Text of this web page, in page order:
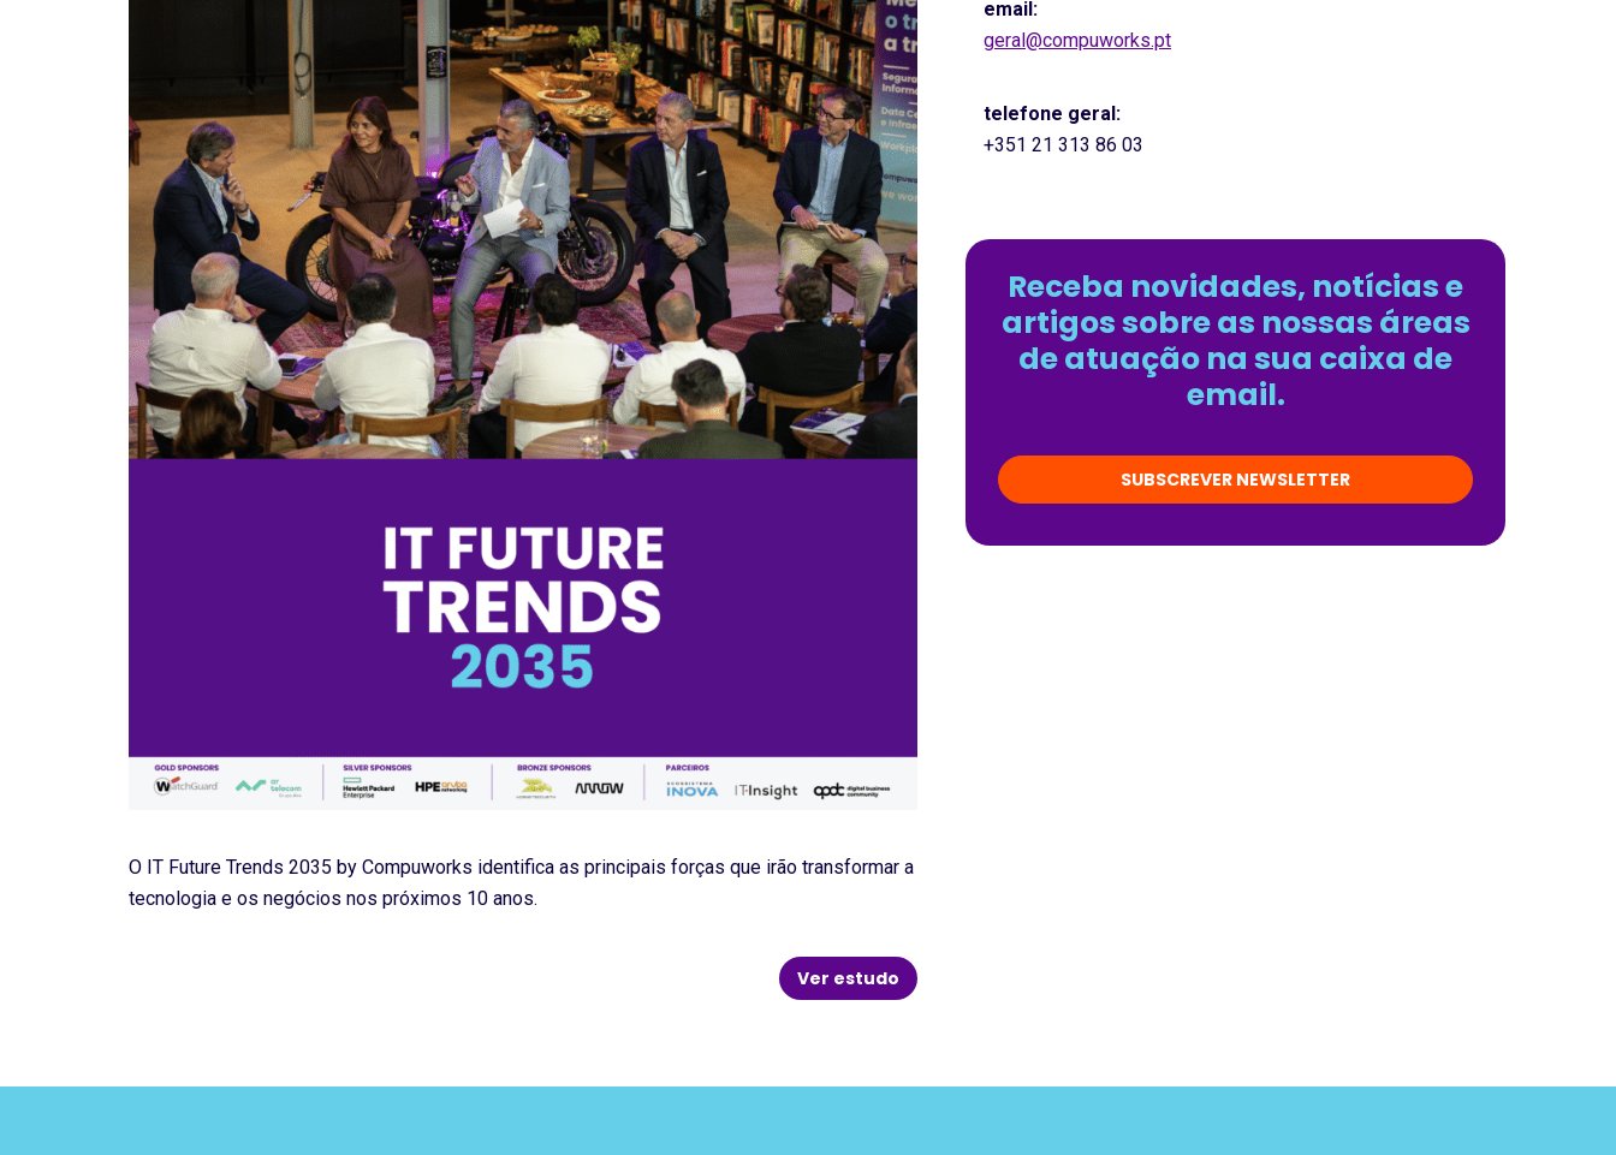
O IT Future Trends 2035 by Compuworks identifica as principais forças que irão transformar a
tecnologia e os negócios nos próximos 10 anos.
Ver estudo
email:
geral@compuworks.pt
telefone geral:
+351 21 313 86 03
Receba novidades, notícias e
artigos sobre as nossas áreas
de atuação na sua caixa de
email.
SUBSCREVER NEWSLETTER